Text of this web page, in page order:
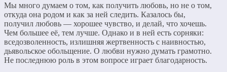
Мы много думаем о том, как получить любовь, но не о том,
откуда она родом и как за ней следить. Казалось бы,
получил любовь — хорошее чувство, и делай, что хочешь.
Чем большее её, тем лучше. Однако и в ней есть сорняки:
вседозволенность, излишняя жертвенность с наивностью,
дьявольское обольщение. О любви нужно думать грамотно.
Не последнюю роль в этом вопросе играет благодарность.